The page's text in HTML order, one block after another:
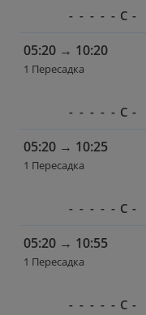
- - - - - С -
05:20 → 10:20
1 Пересадка
- - - - - С -
05:20 → 10:25
1 Пересадка
- - - - - С -
05:20 → 10:55
1 Пересадка
- - - - - С -